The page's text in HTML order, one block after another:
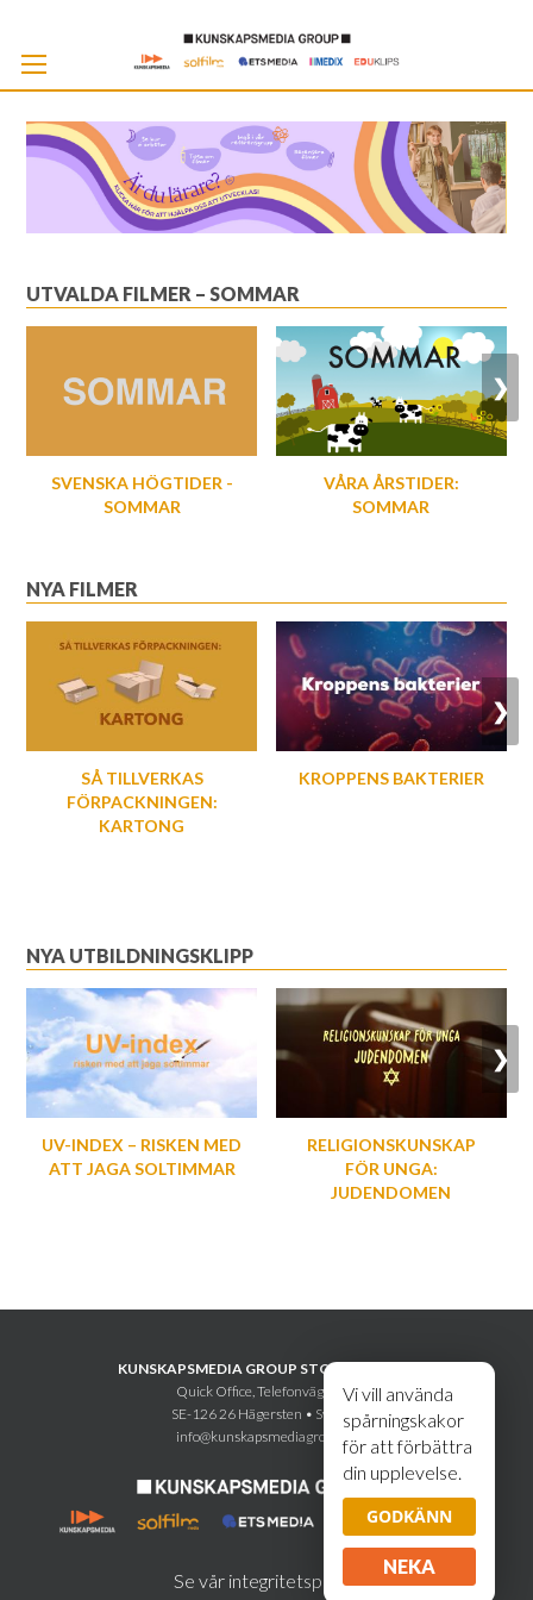
Vi vill använda
spårningskakor
för att förbättra
din upplevelse.
GODKÄNN
NEKA
UTVALDA FILMER – SOMMAR
SVENSKA HÖGTIDER -
SOMMAR
VÅRA ÅRSTIDER:
SOMMAR
❯
NYA FILMER
SÅ TILLVERKAS
FÖRPACKNINGEN:
KARTONG
KROPPENS BAKTERIER
❯
NYA UTBILDNINGSKLIPP
UV-INDEX – RISKEN MED
ATT JAGA SOLTIMMAR
RELIGIONSKUNSKAP
FÖR UNGA:
JUDENDOMEN
❯
KUNSKAPSMEDIA GROUP STOCKHOLM AB
Quick Office, Telefonvägen 30
SE-126 26 Hägersten • Sweden
info@kunskapsmediagroup.se
Se vår integritetspolicy